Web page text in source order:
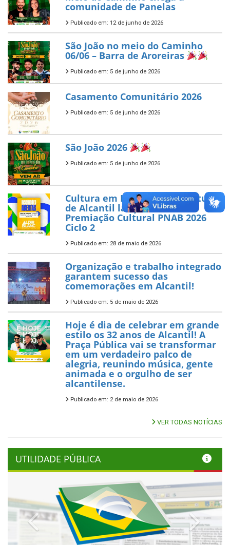
comunidade de Panelas
Publicado em: 12 de junho de 2026
São João no meio do Caminho
06/06 – Barra de Aroreiras
Publicado em: 5 de junho de 2026
Casamento Comunitário 2026
Publicado em: 5 de junho de 2026
São João 2026
Publicado em: 5 de junho de 2026
Cultura em Destaque: Prefeitura
de Alcantil lança Edital de
Premiação Cultural PNAB 2026
Ciclo 2
Publicado em: 28 de maio de 2026
Organização e trabalho integrado
garantem sucesso das
comemorações em Alcantil!
Publicado em: 5 de maio de 2026
Hoje é dia de celebrar em grande
estilo os 32 anos de Alcantil! A
Praça Pública vai se transformar
em um verdadeiro palco de
alegria, reunindo música, gente
animada e o orgulho de ser
alcantilense.
Publicado em: 2 de maio de 2026
VER TODAS NOTÍCIAS
UTILIDADE PÚBLICA
Previous Next